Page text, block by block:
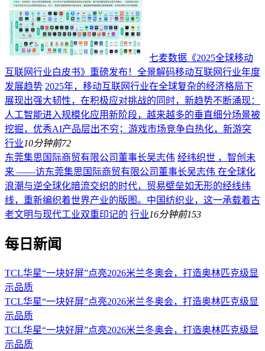
七麦数据《2025全球移动
互联网行业白皮书》重磅发布！全景解码移动互联网行业年度
发展趋势 2025年，移动互联网行业在全球复杂的经济格局下
展现出强大韧性，在积极应对挑战的同时，新趋势不断涌现：
人工智能进入规模化应用新阶段，越来越多的垂直细分场景被
挖掘，优秀AI产品层出不穷；游戏市场竞争白热化，新游突
行业10分钟前72
东莞集思国际商贸有限公司董事长吴志伟 经纬织世 ，智创未
来 ——访东莞集思国际商贸有限公司董事长吴志伟 在全球化
浪潮与逆全球化暗流交织的时代，贸易壁垒如无形的经线纬
线，重新编织着世界产业的版图。中国纺织业，这一承载着古
老文明与现代工业双重印记的 行业16分钟前153
每日新闻
TCL华星“一块好屏”点亮2026米兰冬奥会，打造奥林匹克级显
示品质
TCL华星“一块好屏”点亮2026米兰冬奥会，打造奥林匹克级显
示品质
TCL华星“一块好屏”点亮2026米兰冬奥会，打造奥林匹克级显
示品质